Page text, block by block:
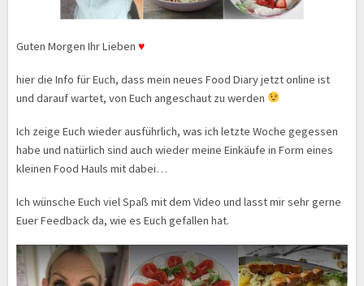
Guten Morgen Ihr Lieben ♥
hier die Info für Euch, dass mein neues Food Diary jetzt online ist
und darauf wartet, von Euch angeschaut zu werden
Ich zeige Euch wieder ausführlich, was ich letzte Woche gegessen
habe und natürlich sind auch wieder meine Einkäufe in Form eines
kleinen Food Hauls mit dabei…
Ich wünsche Euch viel Spaß mit dem Video und lasst mir sehr gerne
Euer Feedback da, wie es Euch gefallen hat.